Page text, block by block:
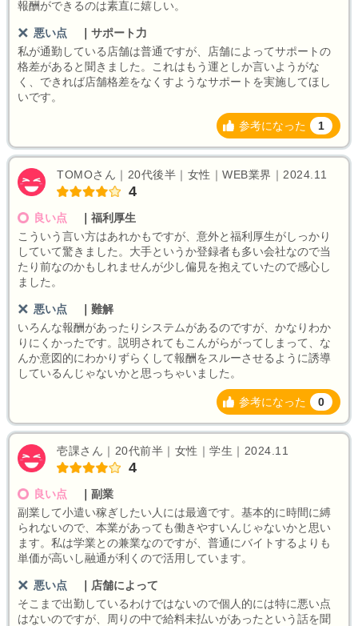
報酬ができるのは素直に嬉しい。
悪い点
サポート力
私が通勤している店舗は普通ですが、店舗によってサポートの
格差があると聞きました。これはもう運としか言いようがな
く、できれば店舗格差をなくすようなサポートを実施してほし
いです。
参考になった 1
TOMOさん｜20代後半｜女性｜WEB業界｜2024.11
4
良い点
福利厚生
こういう言い方はあれかもですが、意外と福利厚生がしっかり
していて驚きました。大手というか登録者も多い会社なので当
たり前なのかもしれませんが少し偏見を抱えていたので感心し
ました。
悪い点
難解
いろんな報酬があったりシステムがあるのですが、かなりわか
りにくかったです。説明されてもこんがらがってしまって、な
んか意図的にわかりずらくして報酬をスルーさせるように誘導
しているんじゃないかと思っちゃいました。
参考になった 0
壱課さん｜20代前半｜女性｜学生｜2024.11
4
良い点
副業
副業して小遣い稼ぎしたい人には最適です。基本的に時間に縛
られないので、本業があっても働きやすいんじゃないかと思い
ます。私は学業との兼業なのですが、普通にバイトするよりも
単価が高いし融通が利くので活用しています。
悪い点
店舗によって
そこまで出勤しているわけではないので個人的には特に悪い点
はないのですが、周りの中で給料未払いがあったという話を聞